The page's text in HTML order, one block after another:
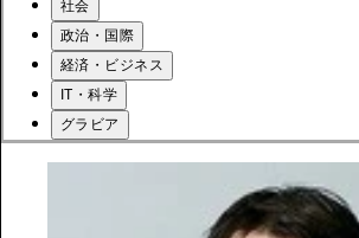
社会
政治・国際
経済・ビジネス
IT・科学
グラビア